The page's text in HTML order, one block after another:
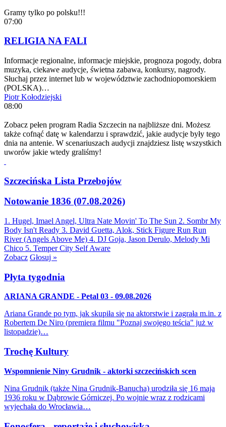
Gramy tylko po polsku!!!
07:00
RELIGIA NA FALI
Informacje regionalne, informacje miejskie, prognoza pogody, dobra
muzyka, ciekawe audycje, świetna zabawa, konkursy, nagrody.
Słuchaj przez internet lub w województwie zachodniopomorskiem
(POLSKA)…
Piotr Kołodziejski
08:00
Zobacz pełen program Radia Szczecin na najbliższe dni. Możesz
także cofnąć datę w kalendarzu i sprawdzić, jakie audycje były tego
dnia na antenie. W scenariuszach audycji znajdziesz listę wszystkich
uworów jakie wtedy graliśmy!
Szczecińska Lista Przebojów
Notowanie 1836 (07.08.2026)
1. Hugel, Imael Angel, Ultra Nate Movin' To The Sun 2. Sombr My
Body Isn't Ready 3. David Guetta, Alok, Stick Figure Run Run
River (Angels Above Me) 4. DJ Goja, Jason Derulo, Melody Mi
Chico 5. Temper City Self Aware
Zobacz Głosuj »
Płyta tygodnia
ARIANA GRANDE - Petal 03 - 09.08.2026
Ariana Grande po tym, jak skupiła się na aktorstwie i zagrała m.in. z
Robertem De Niro (premiera filmu "Poznaj swojego teścia" już w
listopadzie)…
Trochę Kultury
Wspomnienie Niny Grudnik - aktorki szczecińskich scen
Nina Grudnik (także Nina Grudnik-Banucha) urodziła się 16 maja
1936 roku w Dąbrowie Górniczej. Po wojnie wraz z rodzicami
wyjechała do Wrocławia…